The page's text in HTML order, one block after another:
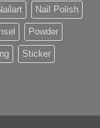
Nail Polish
Powder
Sticker